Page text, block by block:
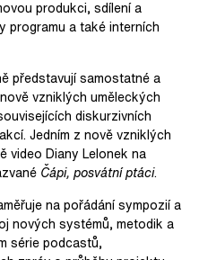
produkci, sdílení a
programu a také interních
představují samostatné a
vzniklých uměleckých
diskurzivních
Jedním z nově vzniklých
video Diany Lelonek na
Čápi, posvátní ptáci.
na pořádání sympozií a
nových systémů, metodik a
série podcastů,